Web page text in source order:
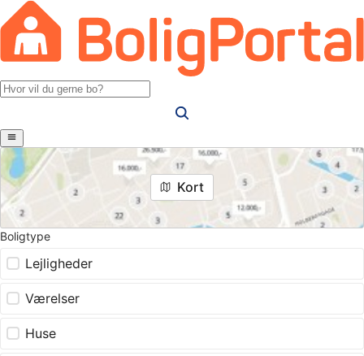
Kort
Boligtype
Lejligheder
Værelser
Huse